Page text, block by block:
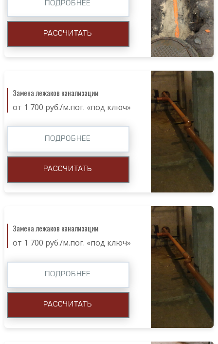
ПОДРОБНЕЕ
РАССЧИТАТЬ
Замена лежаков канализации
от 1 700 руб./м.пог. «под ключ»
ПОДРОБНЕЕ
РАССЧИТАТЬ
Замена лежаков канализации
от 1 700 руб./м.пог. «под ключ»
ПОДРОБНЕЕ
РАССЧИТАТЬ